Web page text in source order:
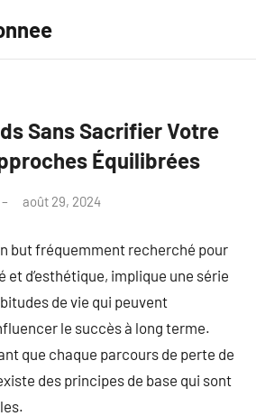
Sans Sacrifier Votre
Équilibrées
août 29, 2024
but fréquemment recherché pour
et d’esthétique, implique une série
de vie qui peuvent
le succès à long terme.
que chaque parcours de perte de
des principes de base qui sont